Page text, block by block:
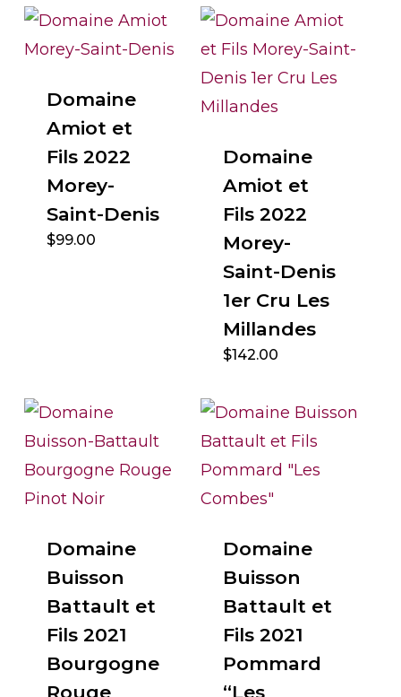
Domaine
Amiot et
Fils 2022
Morey-
Saint-Denis
$99.00
Domaine
Amiot et
Fils 2022
Morey-
Saint-Denis
1er Cru Les
Millandes
$142.00
Domaine
Buisson
Battault et
Fils 2021
Bourgogne
Rouge
Domaine
Buisson
Battault et
Fils 2021
Pommard
“Les